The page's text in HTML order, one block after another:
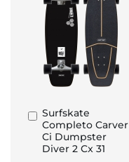
Surfskate
Completo Carver
Ci Dumpster
Diver 2 Cx 31
Añadir
al
carrito